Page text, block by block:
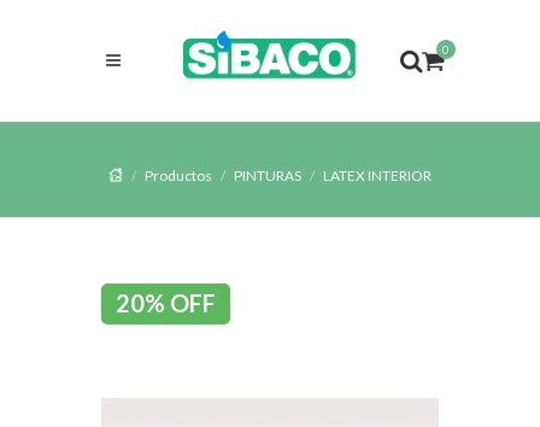
0
Productos PINTURAS LATEX INTERIOR
20% OFF